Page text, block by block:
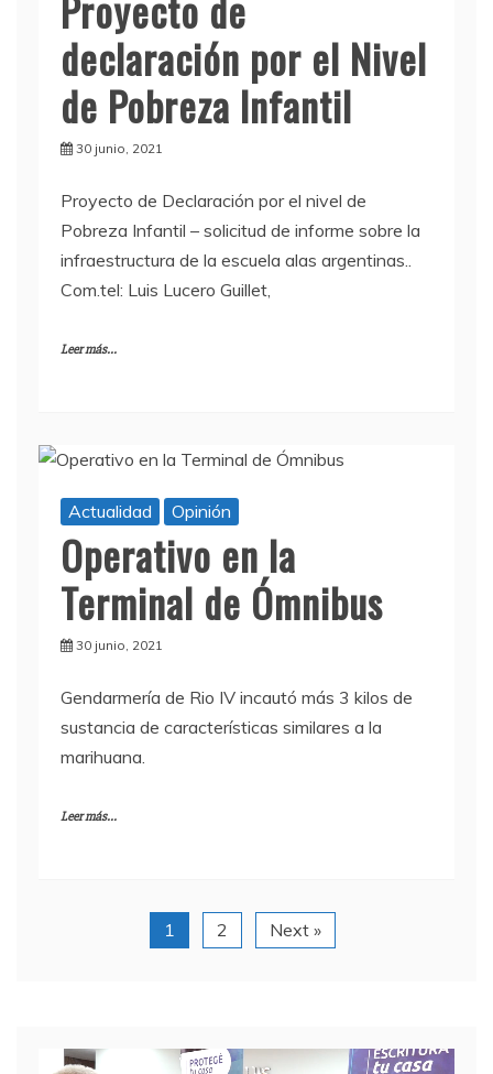
declaración por el Nivel
de Pobreza Infantil
30 junio, 2021
Proyecto de Declaración por el nivel de
Pobreza Infantil – solicitud de informe sobre la
infraestructura de la escuela alas argentinas..
Com.tel: Luis Lucero Guillet,
Leer más...
Actualidad Opinión
Operativo en la
Terminal de Ómnibus
30 junio, 2021
Gendarmería de Rio IV incautó más 3 kilos de
sustancia de características similares a la
marihuana.
Leer más...
1 2 Next »
Reproductor